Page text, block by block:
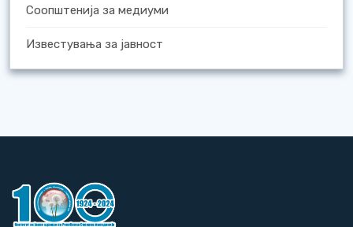
Соопштенија за медиуми
Известувања за јавност